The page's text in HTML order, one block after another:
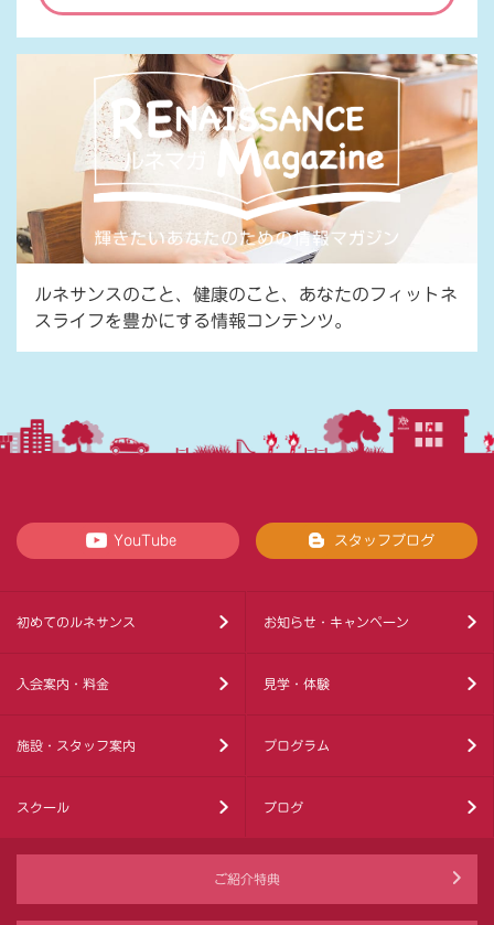
ルネサンスのこと、健康のこと、あなたのフィットネ
スライフを豊かにする情報コンテンツ。
YouTube スタッフブログ
初めてのルネサンス お知らせ・キャンペーン
入会案内・料金 見学・体験
施設・スタッフ案内 プログラム
スクール ブログ
ご紹介特典